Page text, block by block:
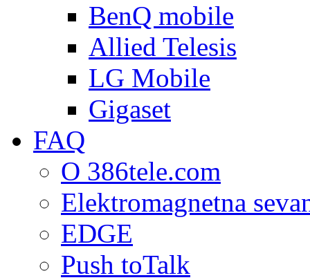
BenQ mobile
Allied Telesis
LG Mobile
Gigaset
FAQ
O 386tele.com
Elektromagnetna
EDGE
Push toTalk